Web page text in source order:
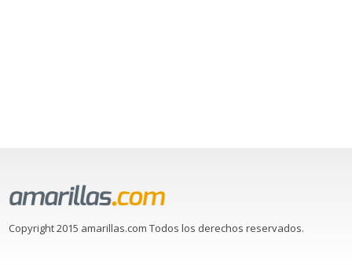
Copyright 2015 amarillas.com Todos los derechos reservados.